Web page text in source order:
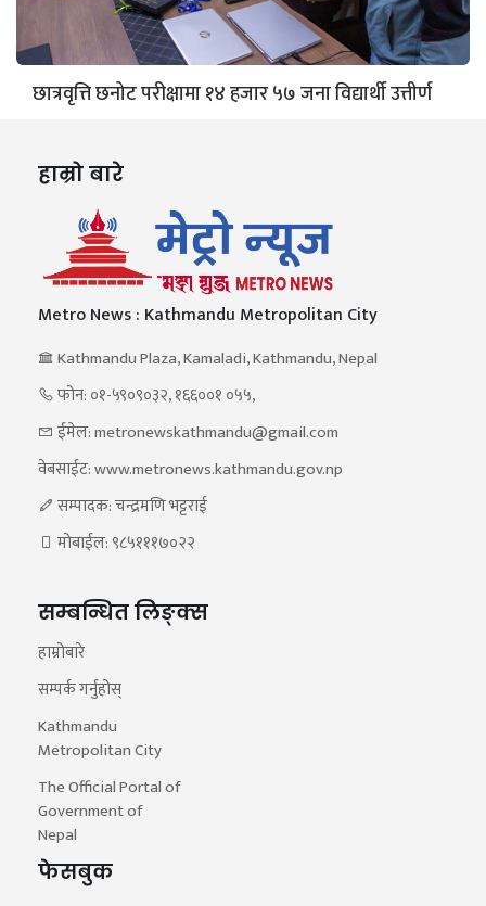
छात्रवृत्ति छनोट परीक्षामा १४ हजार ५७ जना विद्यार्थी उत्तीर्ण
हाम्रो बारे
Metro News : Kathmandu Metropolitan City
Kathmandu Plaza, Kamaladi, Kathmandu, Nepal
फोन: ०१-५९०९०३२, १६६००१ ०५५,
ईमेल: metronewskathmandu@gmail.com
वेबसाईट: www.metronews.kathmandu.gov.np
सम्पादक: चन्द्रमणि भट्टराई
मोबाईल: ९८५१११७०२२
सम्बन्धित लिङ्क्स
हाम्रोबारे
सम्पर्क गर्नुहोस्
Kathmandu
Metropolitan City
The Official Portal of
Government of
Nepal
फेसबुक